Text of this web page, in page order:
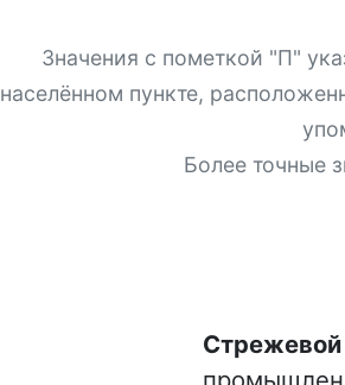
Значения с пометкой "П"
населённом пункте,
Более точные